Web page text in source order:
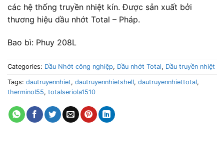
các hệ thống truyền nhiệt kín. Được sản xuất bởi
thương hiệu dầu nhớt Total – Pháp.
Bao bì: Phuy 208L
Categories: Dầu Nhớt công nghiệp, Dầu nhớt Total, Dầu truyền nhiệt
Tags: dautruyennhiet, dautruyennhietshell, dautruyennhiettotal,
therminol55, totalseriola1510